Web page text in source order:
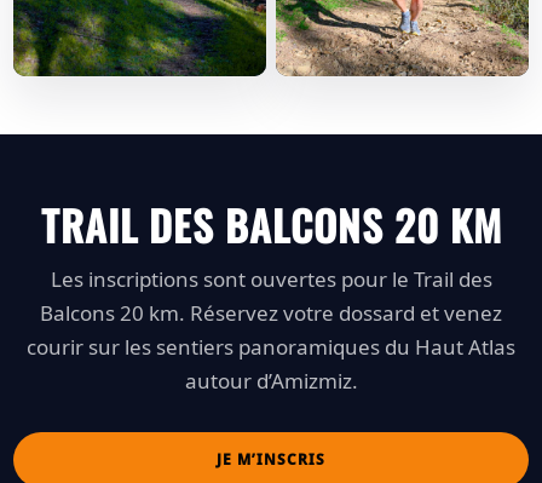
TRAIL DES BALCONS 20 KM
Les inscriptions sont ouvertes pour le Trail des
Balcons 20 km. Réservez votre dossard et venez
courir sur les sentiers panoramiques du Haut Atlas
autour d’Amizmiz.
JE M’INSCRIS